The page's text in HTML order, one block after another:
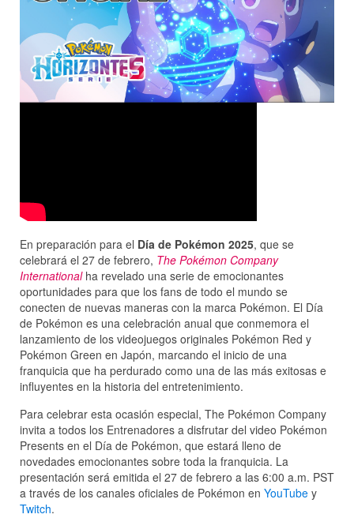
En preparación para el Día de Pokémon 2025, que se
celebrará el 27 de febrero, The Pokémon Company
Internationalha revelado una serie de emocionantes
oportunidades para que los fans de todo el mundo se
conecten de nuevas maneras con la marca Pokémon. El Día
de Pokémon es una celebración anual que conmemora el
lanzamiento de los videojuegos originales Pokémon Red y
Pokémon Green en Japón, marcando el inicio de una
franquicia que ha perdurado como una de las más exitosas e
influyentes en la historia del entretenimiento.
Para celebrar esta ocasión especial, The Pokémon Company
invita a todos los Entrenadores a disfrutar del video Pokémon
Presents en el Día de Pokémon, que estará lleno de
novedades emocionantes sobre toda la franquicia. La
presentación será emitida el 27 de febrero a las 6:00 a.m. PST
a través de los canales oficiales de Pokémon en YouTube y
Twitch.